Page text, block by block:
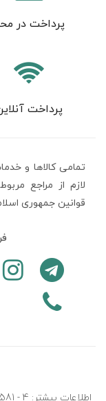
پرداخت در
پرداخت
تمامی كالاها و
لازم از مراجع
قوانين جمهوری
اطلاعات بیشتر: 4 - 88491581 - 021 | پیگیری سفارشات: 09194466787